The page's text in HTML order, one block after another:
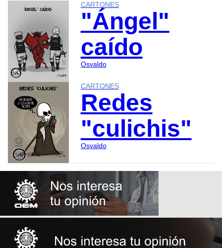
CARTONES
"Ángel"
caído
Osvaldo
CARTONES
Redes
"culichis"
Osvaldo